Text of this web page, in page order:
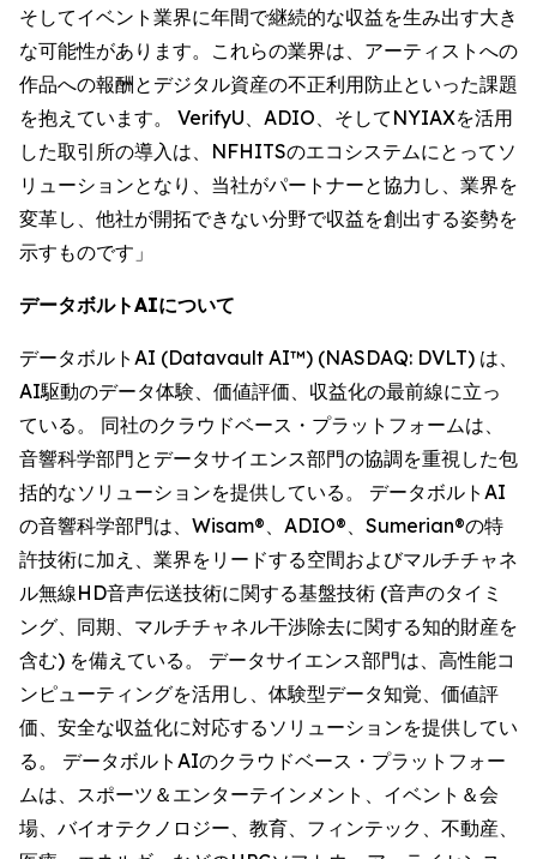
そしてイベント業界に年間で継続的な収益を生み出す大き
な可能性があります。これらの業界は、アーティストへの
作品への報酬とデジタル資産の不正利用防止といった課題
を抱えています。 VerifyU、ADIO、そしてNYIAXを活用
した取引所の導入は、NFHITSのエコシステムにとってソ
リューションとなり、当社がパートナーと協力し、業界を
変革し、他社が開拓できない分野で収益を創出する姿勢を
示すものです」
データボルトAIについて
データボルトAI (Datavault AI™) (NASDAQ: DVLT) は、
AI駆動のデータ体験、価値評価、収益化の最前線に立っ
ている。 同社のクラウドベース・プラットフォームは、
音響科学部門とデータサイエンス部門の協調を重視した包
括的なソリューションを提供している。 データボルトAI
の音響科学部門は、Wisam®、ADIO®、Sumerian®の特
許技術に加え、業界をリードする空間およびマルチチャネ
ル無線HD音声伝送技術に関する基盤技術 (音声のタイミ
ング、同期、マルチチャネル干渉除去に関する知的財産を
含む) を備えている。 データサイエンス部門は、高性能コ
ンピューティングを活用し、体験型データ知覚、価値評
価、安全な収益化に対応するソリューションを提供してい
る。 データボルトAIのクラウドベース・プラットフォー
ムは、スポーツ＆エンターテインメント、イベント＆会
場、バイオテクノロジー、教育、フィンテック、不動産、